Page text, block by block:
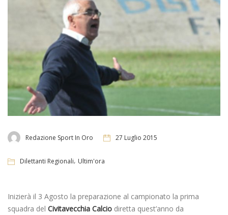
Redazione Sport In Oro 27 Luglio 2015
Dilettanti Regionali, Ultim'ora
Inizierà il 3 Agosto la preparazione al campionato la prima
squadra del Civitavecchia Calcio diretta quest’anno da